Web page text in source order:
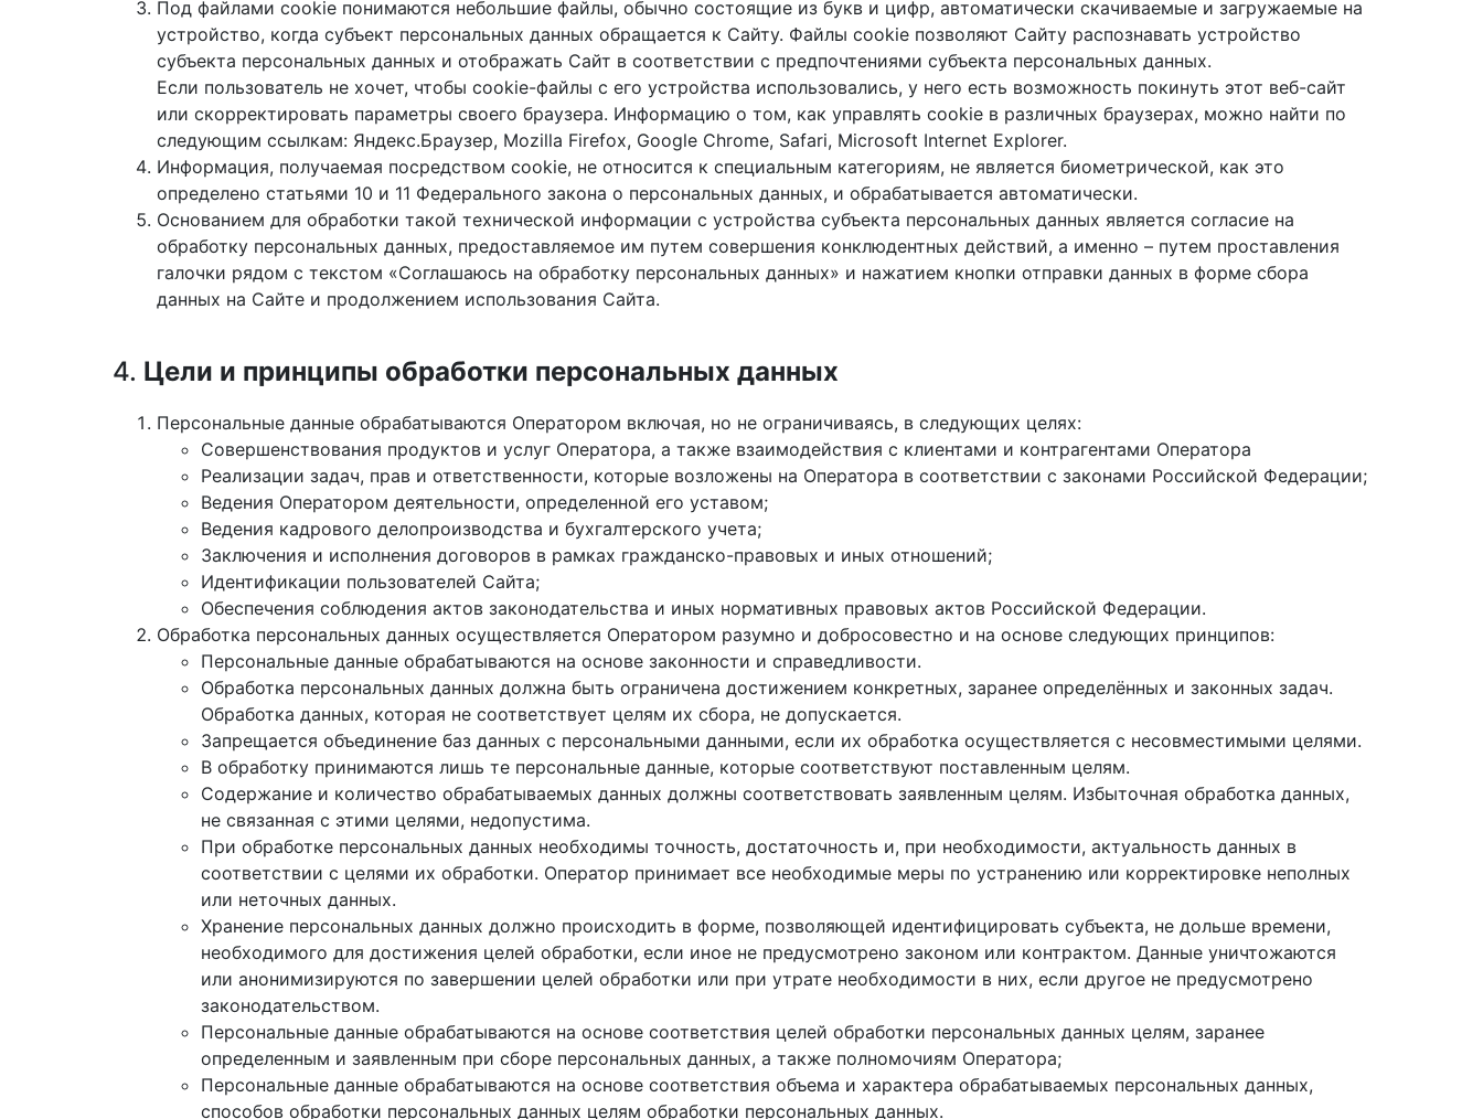
Под файлами cookie понимаются небольшие файлы, обычно состоящие из букв и цифр, автоматически скачиваемые и загружаемые на
устройство, когда субъект персональных данных обращается к Сайту. Файлы cookie позволяют Сайту распознавать устройство
субъекта персональных данных и отображать Сайт в соответствии с предпочтениями субъекта персональных данных.
Если пользователь не хочет, чтобы cookie-файлы с его устройства использовались, у него есть возможность покинуть этот веб-сайт
или скорректировать параметры своего браузера. Информацию о том, как управлять cookie в различных браузерах, можно найти по
следующим ссылкам: Яндекс.Браузер, Mozilla Firefox, Google Chrome, Safari, Microsoft Internet Explorer.
Информация, получаемая посредством cookie, не относится к специальным категориям, не является биометрической, как это
определено статьями 10 и 11 Федерального закона о персональных данных, и обрабатывается автоматически.
Основанием для обработки такой технической информации с устройства субъекта персональных данных является согласие на
обработку персональных данных, предоставляемое им путем совершения конклюдентных действий, а именно – путем проставления
галочки рядом с текстом «Соглашаюсь на обработку персональных данных» и нажатием кнопки отправки данных в форме сбора
данных на Сайте и продолжением использования Сайта.
4. Цели и принципы обработки персональных данных
Персональные данные обрабатываются Оператором включая, но не ограничиваясь, в следующих целях:
Совершенствования продуктов и услуг Оператора, а также взаимодействия с клиентами и контрагентами Оператора
Реализации задач, прав и ответственности, которые возложены на Оператора в соответствии с законами Российской Федерации;
Ведения Оператором деятельности, определенной его уставом;
Ведения кадрового делопроизводства и бухгалтерского учета;
Заключения и исполнения договоров в рамках гражданско-правовых и иных отношений;
Идентификации пользователей Сайта;
Обеспечения соблюдения актов законодательства и иных нормативных правовых актов Российской Федерации.
Обработка персональных данных осуществляется Оператором разумно и добросовестно и на основе следующих принципов:
Персональные данные обрабатываются на основе законности и справедливости.
Обработка персональных данных должна быть ограничена достижением конкретных, заранее определённых и законных задач.
Обработка данных, которая не соответствует целям их сбора, не допускается.
Запрещается объединение баз данных с персональными данными, если их обработка осуществляется с несовместимыми целями.
В обработку принимаются лишь те персональные данные, которые соответствуют поставленным целям.
Содержание и количество обрабатываемых данных должны соответствовать заявленным целям. Избыточная обработка данных,
не связанная с этими целями, недопустима.
При обработке персональных данных необходимы точность, достаточность и, при необходимости, актуальность данных в
соответствии с целями их обработки. Оператор принимает все необходимые меры по устранению или корректировке неполных
или неточных данных.
Хранение персональных данных должно происходить в форме, позволяющей идентифицировать субъекта, не дольше времени,
необходимого для достижения целей обработки, если иное не предусмотрено законом или контрактом. Данные уничтожаются
или анонимизируются по завершении целей обработки или при утрате необходимости в них, если другое не предусмотрено
законодательством.
Персональные данные обрабатываются на основе соответствия целей обработки персональных данных целям, заранее
определенным и заявленным при сборе персональных данных, а также полномочиям Оператора;
Персональные данные обрабатываются на основе соответствия объема и характера обрабатываемых персональных данных,
способов обработки персональных данных целям обработки персональных данных.